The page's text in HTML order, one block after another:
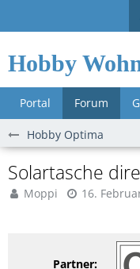
Hobby
Portal Forum
Hobby Optima
Solartasche
Moppi 16.
Partner: